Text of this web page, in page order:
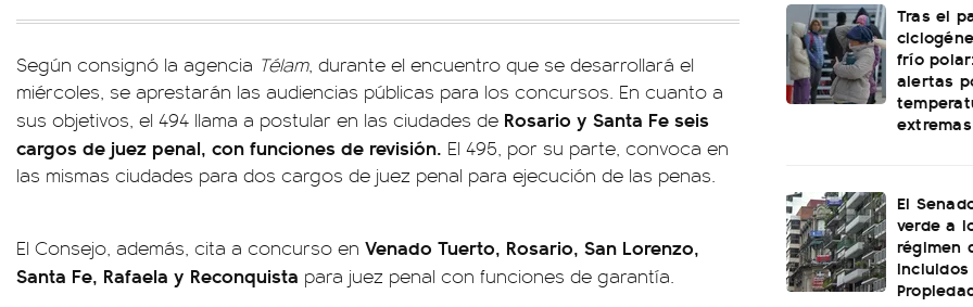
Según consignó la agencia Télam, durante el encuentro que se desarrollará el
miércoles, se aprestarán las audiencias públicas para los concursos. En cuanto a
sus objetivos, el 494 llama a postular en las ciudades de Rosario y Santa Fe seis
cargos de juez penal, con funciones de revisión. El 495, por su parte, convoca en
las mismas ciudades para dos cargos de juez penal para ejecución de las penas.
El Consejo, además, cita a concurso en Venado Tuerto, Rosario, San Lorenzo,
Santa Fe, Rafaela y Reconquista para juez penal con funciones de garantía.
Tras el
frío
alertas
El
verde a
régimen